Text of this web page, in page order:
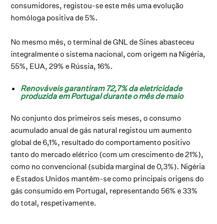
consumidores, registou-se este mês uma evolução
homóloga positiva de 5%.
No mesmo mês, o terminal de GNL de Sines abasteceu
integralmente o sistema nacional, com origem na Nigéria,
55%, EUA, 29% e Rússia, 16%.
Renováveis garantiram 72,7% da eletricidade
produzida em Portugal durante o mês de maio
No conjunto dos primeiros seis meses, o consumo
acumulado anual de gás natural registou um aumento
global de 6,1%, resultado do comportamento positivo
tanto do mercado elétrico (com um crescimento de 21%),
como no convencional (subida marginal de 0,3%). Nigéria
e Estados Unidos mantêm-se como principais origens do
gás consumido em Portugal, representando 56% e 33%
do total, respetivamente.